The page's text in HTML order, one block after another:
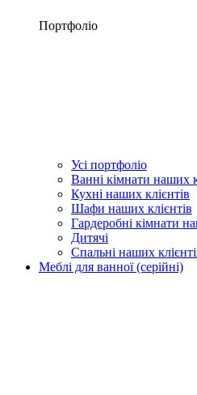
Портфоліо
Усі портфоліо
Ванні кімнати наших
Кухні наших клієнтів
Шафи наших клієнтів
Гардеробні кімнати
Дитячі
Спальні наших
Меблі для ванної (серійні)